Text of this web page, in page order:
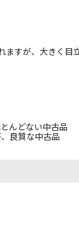
すが、大きく目
んどない中古品
良質な中古品